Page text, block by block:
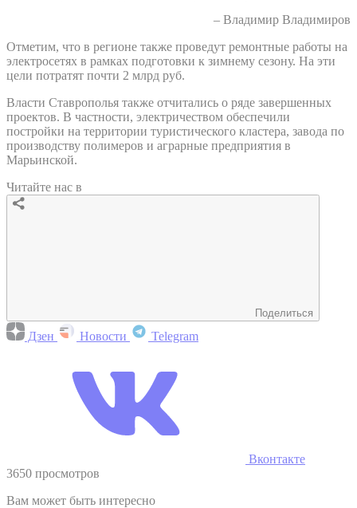
– Владимир Владимиров
Отметим, что в регионе также проведут ремонтные работы на
электросетях в рамках подготовки к зимнему сезону. На эти
цели потратят почти 2 млрд руб.
Власти Ставрополья также отчитались о ряде завершенных
проектов. В частности, электричеством обеспечили
постройки на территории туристического кластера, завода по
производству полимеров и аграрные предприятия в
Марьинской.
Читайте нас в
Поделиться
Дзен Новости Telegram
Вконтакте
3650 просмотров
Вам может быть интересно